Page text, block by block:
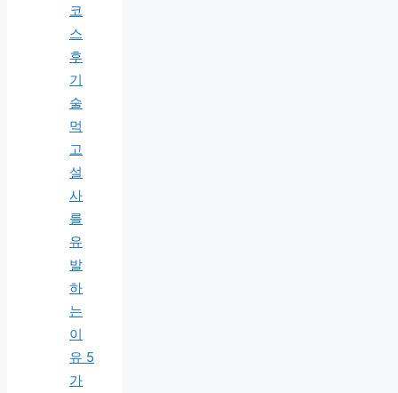
코
스
후
기
술
먹
고
설
사
를
유
발
하
는
이
유 5
가